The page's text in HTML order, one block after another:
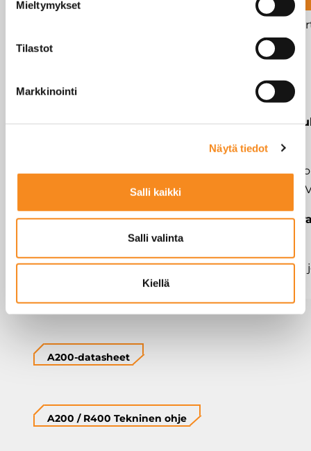
Mieltymykset
Tilastot
Markkinointi
Näytä tiedot
Salli kaikki
Salli valinta
Kiellä
voidaan liittää
RS232/RS232,
RS485/RS485
Moduuli
4-20mA ja 0-
Alibi/Data
Muistimoduuli,
A200-datasheet
A200 / R400 Tekninen ohje